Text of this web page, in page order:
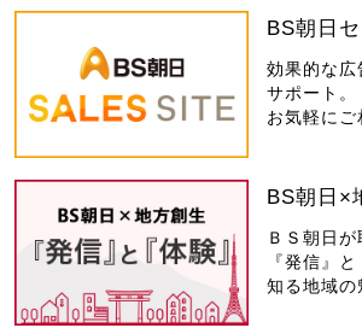
BS朝日
効果的な広
サポート。
お気軽にご
BS朝日×
ＢＳ朝日が
『発信』
知る地域の